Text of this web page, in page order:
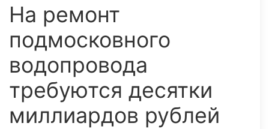
На ремонт
подмосковного
водопровода
требуются десятки
миллиардов рублей